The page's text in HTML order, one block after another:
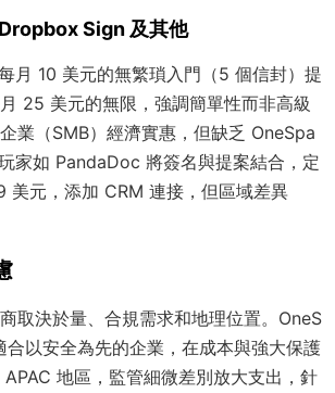
Sign 及其他
月 10 美元的無繁瑣入門（5 個信封）提
25 美元的無限，強調簡單性而非高級
業（SMB）經濟實惠，但缺乏 OneSpa
家如 PandaDoc 將簽名與提案結合，定
美元，添加 CRM 連接，但區域差異
取決於量、合規需求和地理位置。OneS
以安全為先的企業，在成本與強大保護
地區，監管細微差別放大支出，針